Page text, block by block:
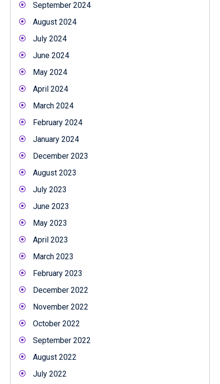
September 2024
August 2024
July 2024
June 2024
May 2024
April 2024
March 2024
February 2024
January 2024
December 2023
August 2023
July 2023
June 2023
May 2023
April 2023
March 2023
February 2023
December 2022
November 2022
October 2022
September 2022
August 2022
July 2022